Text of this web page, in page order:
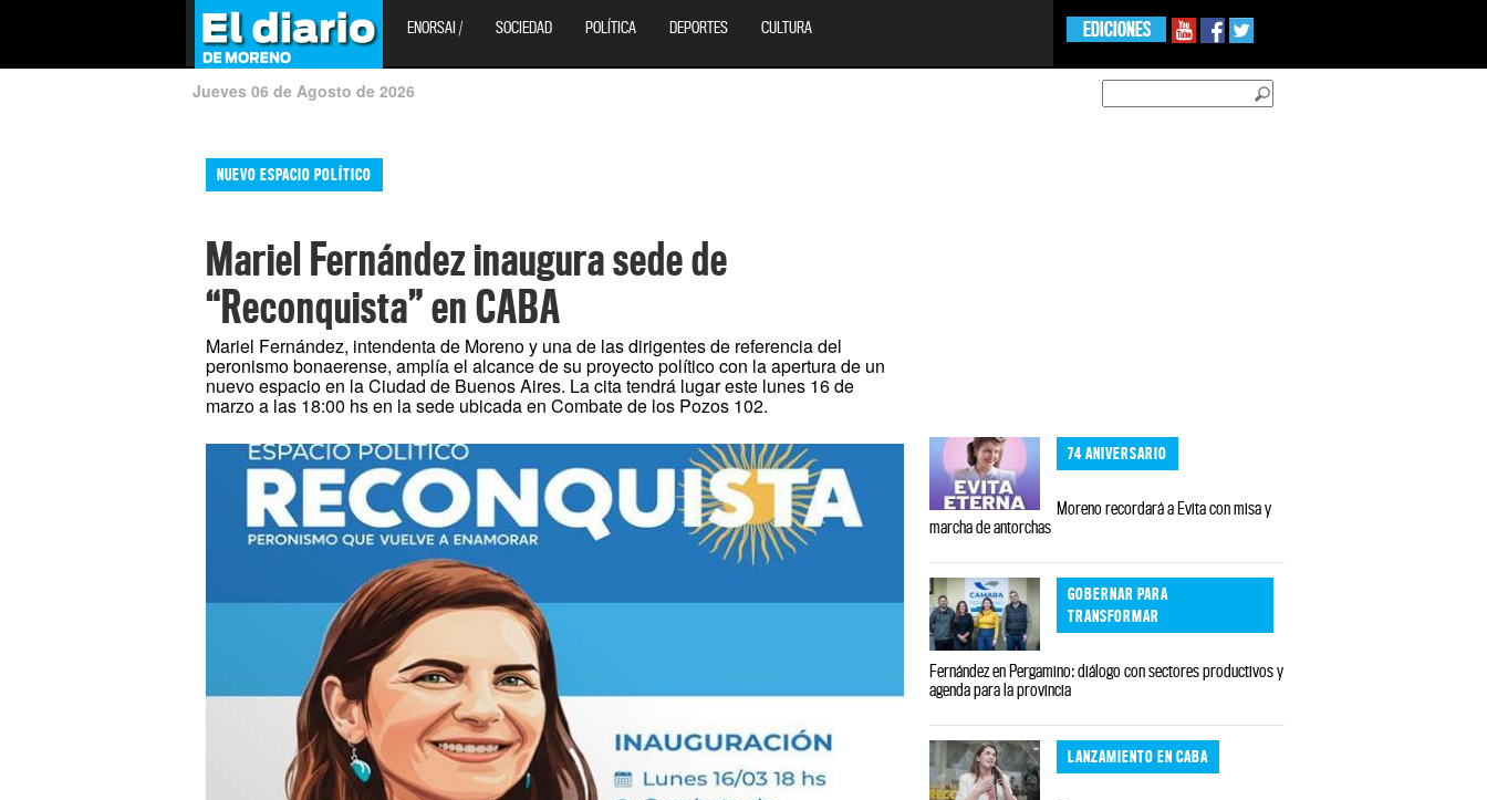
ENORSAI / SOCIEDAD POLÍTICA DEPORTES CULTURA EDICIONES
Jueves 06 de Agosto de 2026
NUEVO ESPACIO POLÍTICO
Mariel Fernández inaugura sede de
“Reconquista” en CABA
Mariel Fernández, intendenta de Moreno y una de las dirigentes de referencia del
peronismo bonaerense, amplía el alcance de su proyecto político con la apertura de un
nuevo espacio en la Ciudad de Buenos Aires. La cita tendrá lugar este lunes 16 de
marzo a las 18:00 hs en la sede ubicada en Combate de los Pozos 102.
74 ANIVERSARIO
Moreno recordará a Evita con misa y
marcha de antorchas
GOBERNAR PARA
TRANSFORMAR
Fernández en Pergamino: diálogo con sectores productivos y
agenda para la provincia
LANZAMIENTO EN CABA